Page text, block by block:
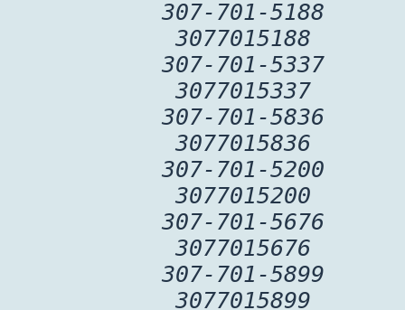
307-701-5188
3077015188
307-701-5337
3077015337
307-701-5836
3077015836
307-701-5200
3077015200
307-701-5676
3077015676
307-701-5899
3077015899